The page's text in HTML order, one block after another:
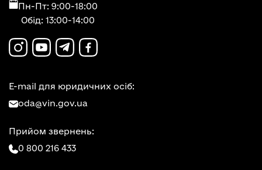
Пн-Пт: 9:00-18:00
Обід: 13:00-14:00
E-mail для юридичних осіб:
oda@vin.gov.ua
Прийом звернень:
0 800 216 433